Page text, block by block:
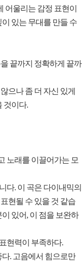
어울리는 감정 표현이
있는 무대를 만들 수
끝까지 정확하게 끝까
으나 좀 더 자신 있게
것이다.
노래를 이끌어가는 모
다. 이 곡은 다이내믹의
현될 수 있을 것 같습
있어, 이 점을 보완하
현력이 부족하다.
. 고음에서 힘으로만